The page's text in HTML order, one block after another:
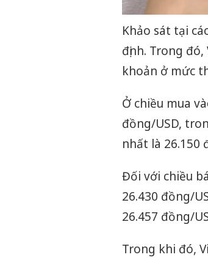
Khảo sát tại
định. Trong
khoản ở mức
Ở chiều mua
đồng/USD,
nhất là 26.150
Đối với chiều
26.430 đồng/
26.457 đồng/
Trong khi đó,